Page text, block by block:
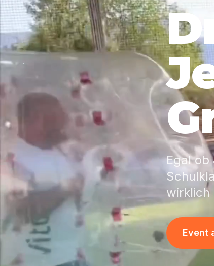
Egal ob
wirklich
Event